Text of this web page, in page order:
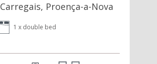
Carregais, Proença-a-Nova
1 x double bed